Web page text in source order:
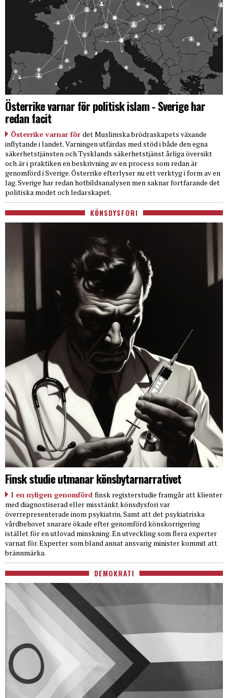
Österrike varnar för politisk islam - Sverige har
redan facit
Österrike varnar för det Muslimska brödraskapets växande
inflytande i landet. Varningen utfärdas med stöd i både den egna
säkerhetstjänsten och Tysklands säkerhetstjänst årliga översikt
och är i praktiken en beskrivning av en process som redan är
genomförd i Sverige. Österrike efterlyser nu ett verktyg i form av en
lag. Sverige har redan hotbildsanalysen men saknar fortfarande det
politiska modet och ledarskapet.
KÖNSDYSFORI
Finsk studie utmanar könsbytarnarrativet
I en nyligen genomförd finsk registerstudie framgår att klienter
med diagnostiserad eller misstänkt könsdysfori var
överrepresenterade inom psykiatrin. Samt att det psykiatriska
vårdbehovet snarare ökade efter genomförd könskorrigering
istället för en utlovad minskning. En utveckling som flera experter
varnat för. Experter som bland annat ansvarig minister kommit att
brännmärka.
DEMOKRATI